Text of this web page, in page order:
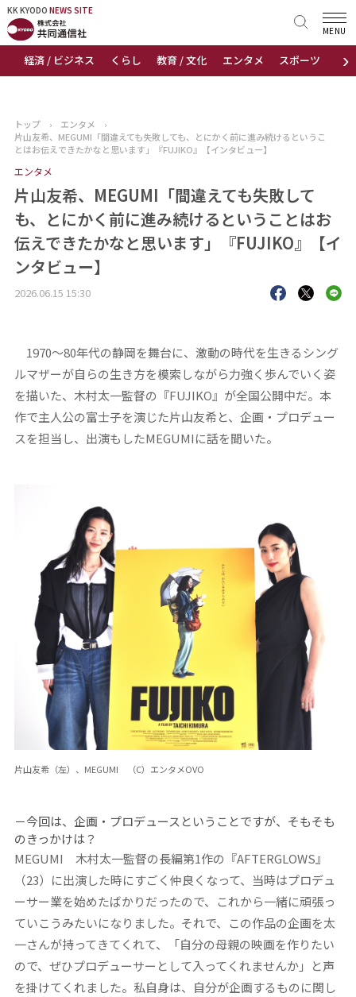
KK KYODO NEWS SITE
›
経済 / ビジネス くらし 教育 / 文化 エンタメ スポーツ 地域
MENU
KK KYODONEWS SITE
トップページ
ニュース
おすすめコンテンツ
出版物
会社概要
トップ › エンタメ
›
片山友希、MEGUMI「間違えても失敗しても、とにかく前に進み続けるというこ
とはお伝えできたかなと思います」『FUJIKO』【インタビュー】
エンタメ
片山友希、MEGUMI「間違えても失敗して
も、とにかく前に進み続けるということはお
伝えできたかなと思います」『FUJIKO』【イ
ンタビュー】
2026.06.15 15:30
1970～80年代の静岡を舞台に、激動の時代を生きるシング
ルマザーが自らの生き方を模索しながら力強く歩んでいく姿
を描いた、木村太一監督の『FUJIKO』が全国公開中だ。本
作で主人公の富士子を演じた片山友希と、企画・プロデュー
スを担当し、出演もしたMEGUMIに話を聞いた。
片山友希（左）、MEGUMI （C）エンタメOVO
－今回は、企画・プロデュースということですが、そもそも
のきっかけは？
MEGUMI 木村太一監督の長編第1作の『AFTERGLOWS』
（23）に出演した時にすごく仲良くなって、当時はプロデュ
ーサー業を始めたばかりだったので、これから一緒に頑張っ
ていこうみたいになりました。それで、この作品の企画を太
一さんが持ってきてくれて、「自分の母親の映画を作りたい
ので、ぜひプロデューサーとして入ってくれませんか」と声
を掛けてくれました。私自身は、自分が企画するものに関し